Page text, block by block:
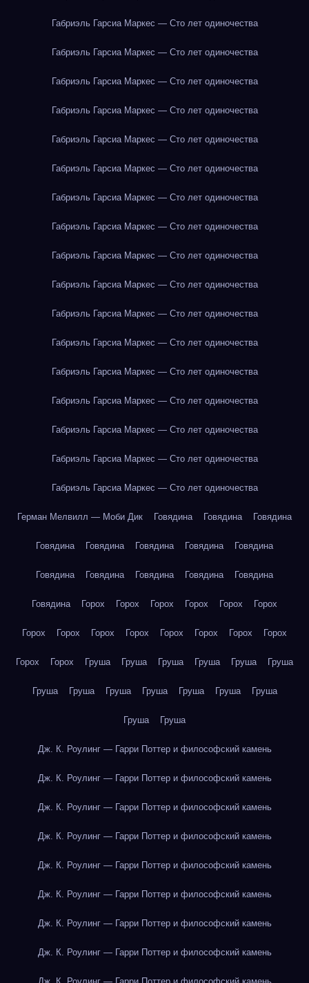
Габриэль Гарсиа Маркес — Сто лет одиночества
Габриэль Гарсиа Маркес — Сто лет одиночества
Габриэль Гарсиа Маркес — Сто лет одиночества
Габриэль Гарсиа Маркес — Сто лет одиночества
Габриэль Гарсиа Маркес — Сто лет одиночества
Габриэль Гарсиа Маркес — Сто лет одиночества
Габриэль Гарсиа Маркес — Сто лет одиночества
Габриэль Гарсиа Маркес — Сто лет одиночества
Габриэль Гарсиа Маркес — Сто лет одиночества
Габриэль Гарсиа Маркес — Сто лет одиночества
Габриэль Гарсиа Маркес — Сто лет одиночества
Габриэль Гарсиа Маркес — Сто лет одиночества
Габриэль Гарсиа Маркес — Сто лет одиночества
Габриэль Гарсиа Маркес — Сто лет одиночества
Габриэль Гарсиа Маркес — Сто лет одиночества
Габриэль Гарсиа Маркес — Сто лет одиночества
Габриэль Гарсиа Маркес — Сто лет одиночества
Герман Мелвилл — Моби Дик Говядина Говядина Говядина
Говядина Говядина Говядина Говядина Говядина
Говядина Говядина Говядина Говядина Говядина
Говядина Горох Горох Горох Горох Горох Горох
Горох Горох Горох Горох Горох Горох Горох Горох
Горох Горох Груша Груша Груша Груша Груша Груша
Груша Груша Груша Груша Груша Груша Груша
Груша Груша
Дж. К. Роулинг — Гарри Поттер и философский камень
Дж. К. Роулинг — Гарри Поттер и философский камень
Дж. К. Роулинг — Гарри Поттер и философский камень
Дж. К. Роулинг — Гарри Поттер и философский камень
Дж. К. Роулинг — Гарри Поттер и философский камень
Дж. К. Роулинг — Гарри Поттер и философский камень
Дж. К. Роулинг — Гарри Поттер и философский камень
Дж. К. Роулинг — Гарри Поттер и философский камень